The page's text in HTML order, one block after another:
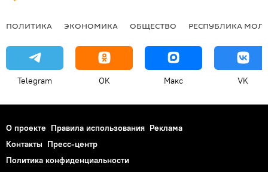
ПОЛИТИКА ЭКОНОМИКА ОБЩЕСТВО РЕСПУБЛИКА
Telegram OK Макс VK
О проекте Правила использования Реклама
Контакты Пресс-центр
Политика конфиденциальности